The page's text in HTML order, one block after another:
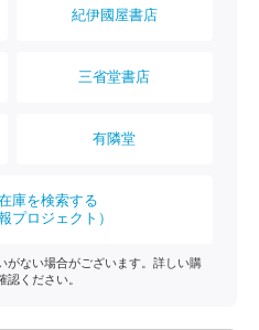
紀伊國屋書店
三省堂書店
有隣堂
庫を検索する
プロジェクト）
ない場合がございます。詳しい購
認ください。